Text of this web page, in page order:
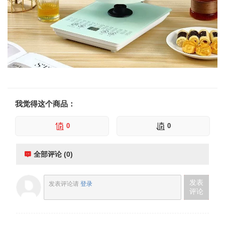
我觉得这个商品：
0 0
全部评论 (0)
发表评论请 登录
发表
评论